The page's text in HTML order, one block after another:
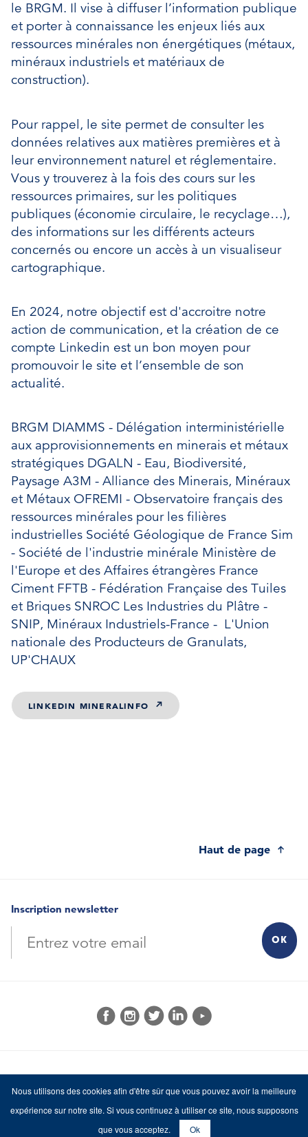
le BRGM. Il vise à diffuser l’information publique
et porter à connaissance les enjeux liés aux
ressources minérales non énergétiques (métaux,
minéraux industriels et matériaux de
construction).
Pour rappel, le site permet de consulter les
données relatives aux matières premières et à
leur environnement naturel et réglementaire.
Vous y trouverez à la fois des cours sur les
ressources primaires, sur les politiques
publiques (économie circulaire, le recyclage…),
des informations sur les différents acteurs
concernés ou encore un accès à un visualiseur
cartographique.
En 2024, notre objectif est d'accroitre notre
action de communication, et la création de ce
compte Linkedin est un bon moyen pour
promouvoir le site et l’ensemble de son
actualité.
BRGM DIAMMS - Délégation interministérielle
aux approvisionnements en minerais et métaux
stratégiques DGALN - Eau, Biodiversité,
Paysage A3M - Alliance des Minerais, Minéraux
et Métaux OFREMI - Observatoire français des
ressources minérales pour les filières
industrielles Société Géologique de France Sim
- Société de l'industrie minérale Ministère de
l'Europe et des Affaires étrangères France
Ciment FFTB - Fédération Française des Tuiles
et Briques SNROC Les Industries du Plâtre -
SNIP, Minéraux Industriels-France - L'Union
nationale des Producteurs de Granulats,
UP'CHAUX
LINKEDIN MINERALINFO
Haut de page
Inscription newsletter
ORGANISATION PROFESSIONNELLE
Nous utilisons des cookies afin d'être sûr que vous pouvez avoir la meilleure
expérience sur notre site. Si vous continuez à utiliser ce site, nous supposons
que vous acceptez.
Ok